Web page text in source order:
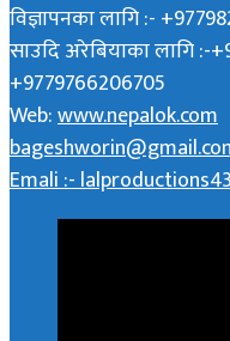
विज्ञापनका लागि :-
साउदि अरेबियाका लागि :-
+9779766206705
Web:www.nepalok.com
Emali :-